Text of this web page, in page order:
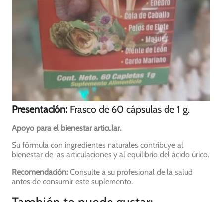
Presentación: Frasco de 60 cápsulas de 1 g.
Apoyo para el bienestar articular.
Su fórmula con ingredientes naturales contribuye al
bienestar de las articulaciones y al equilibrio del ácido úrico.
Recomendación:Consulte a su profesional de la salud
antes de consumir este suplemento.